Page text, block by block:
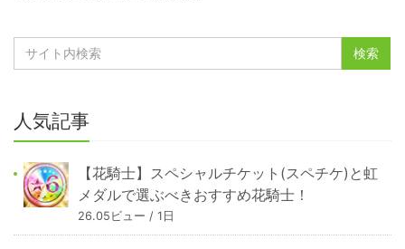
人気記事
【花騎士】スペシャルチケット(スペチケ)と虹
メダルで選ぶべきおすすめ花騎士！
26.05ビュー / 1日